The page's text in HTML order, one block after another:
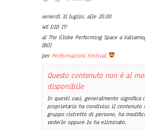
venerdì 31 luglio, alle 20.00
WE DID IT!
al The Globe Performing Space a
(BO)
per Performazioni Festival
Questo contenuto non è al
disponibile
In questi casi, generalmente significa
proprietario ha condiviso il contenuto
gruppo ristretto di persone, ha
vederlo oppure lo ha eliminato.